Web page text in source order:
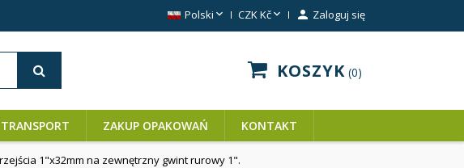
Polski  CZK Kč  Zaloguj się
KOSZYK 0
TRANSPORT ZAKUP OPAKOWAŃ KONTAKT
1"x32mm na zewnętrzny gwint rurowy 1".